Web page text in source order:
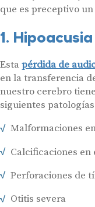
que es preceptivo
1.
Estapérdida de
en la transferencia
nuestro cerebro
siguientes
Malformaciones
Calcificaciones
Perforaciones de
Otitis severa